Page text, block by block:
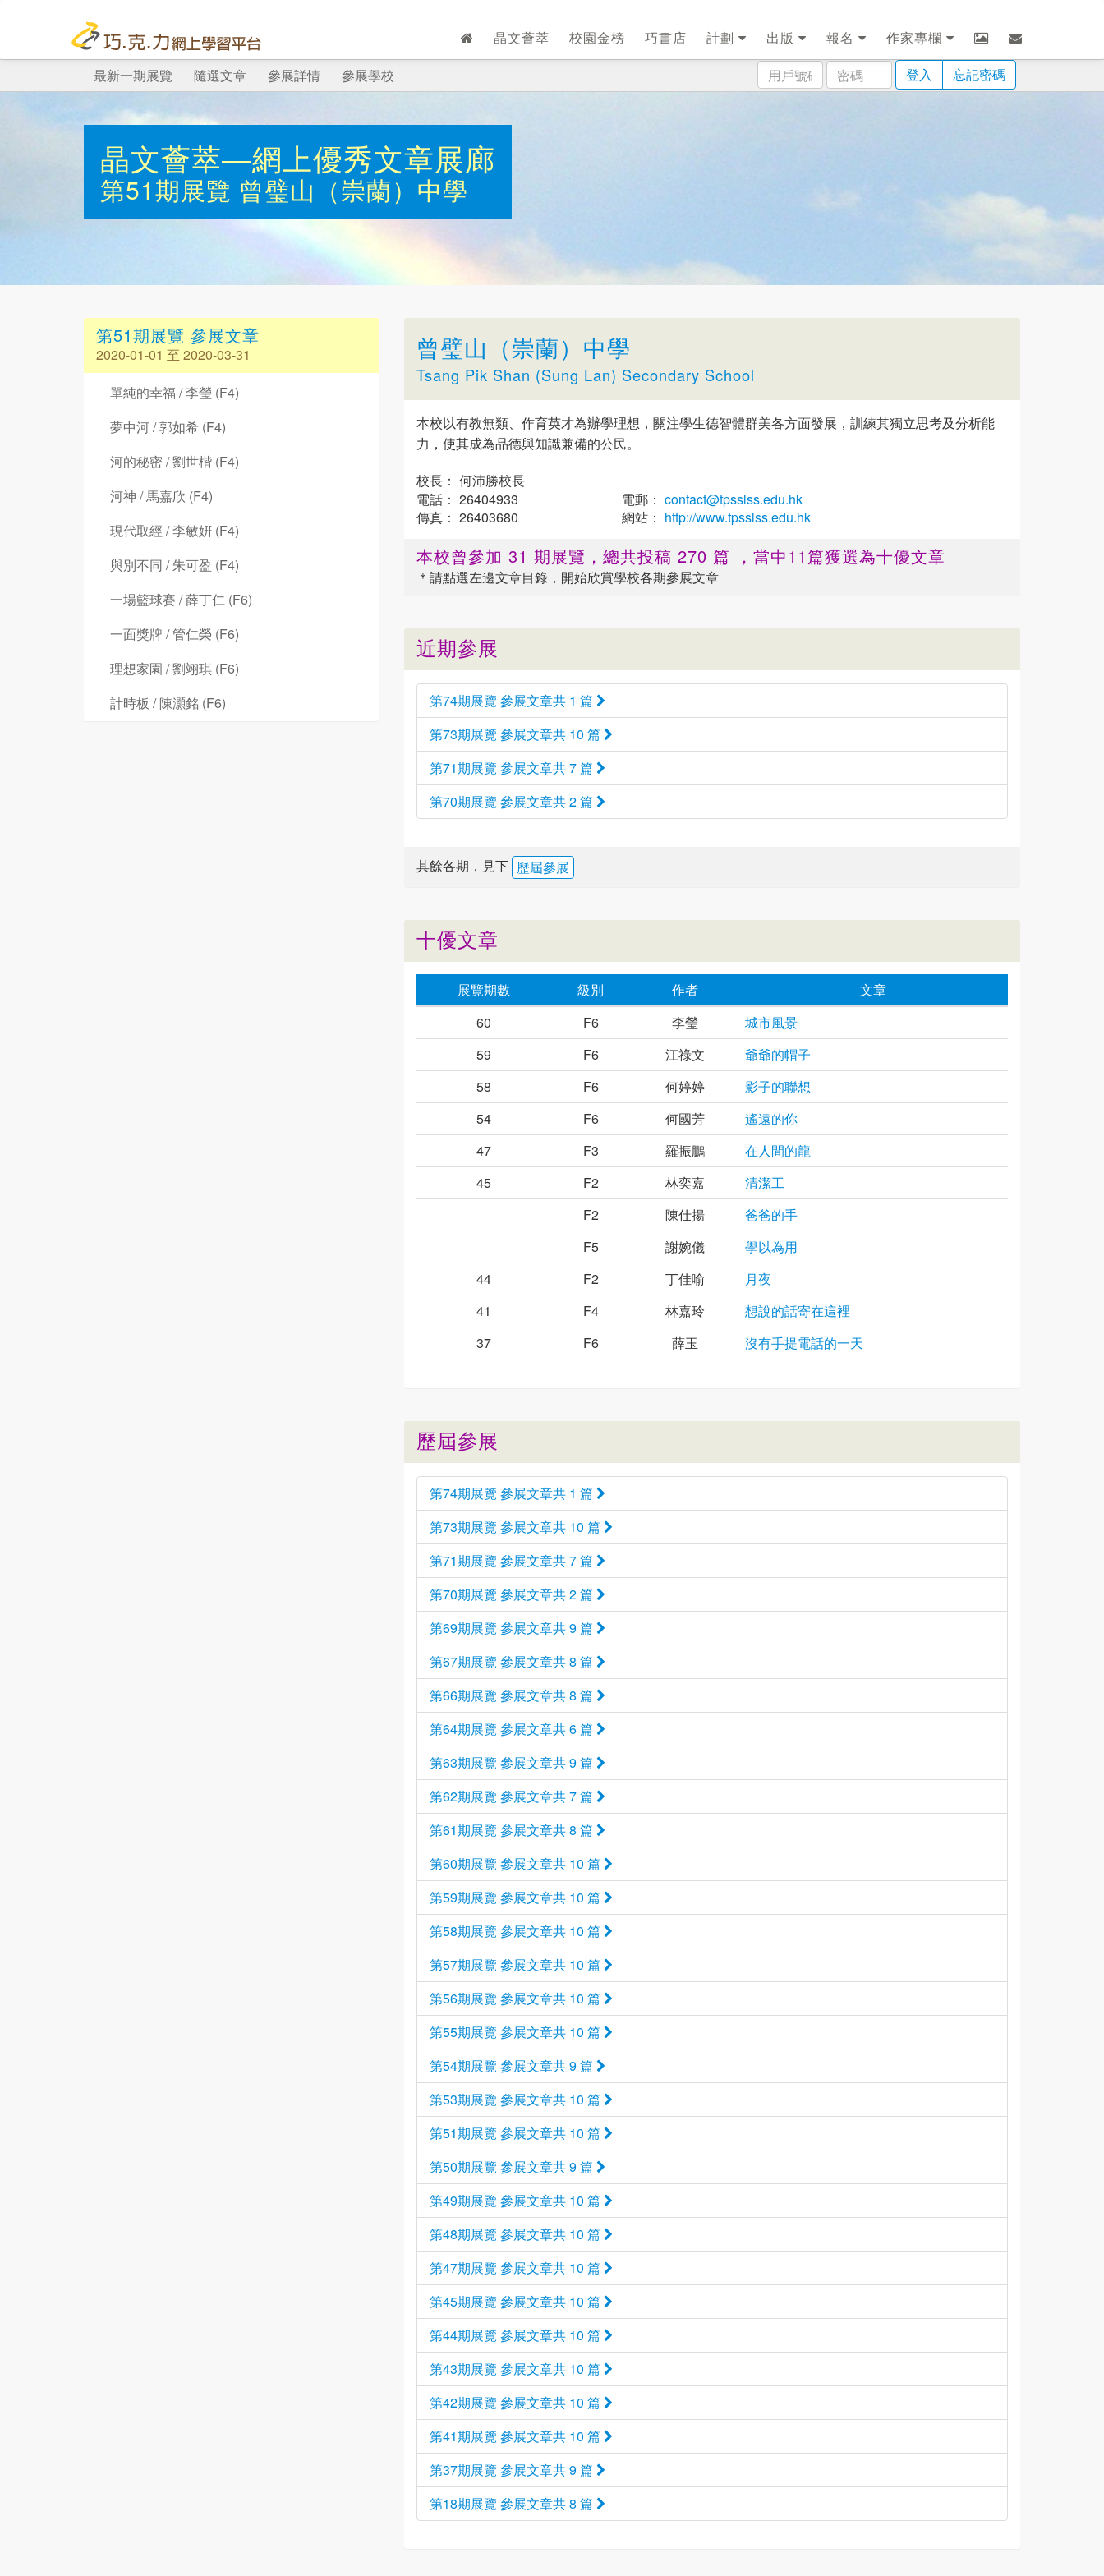
晶文薈萃 校園金榜 巧書店 計劃 出版 報名
作家專欄
用
戶
密
碼
登入 忘記密碼
最新一期展覽 隨選文章 參展詳情 參展學校
晶文薈萃—網上優秀文章展廊
第51期展覽 曾璧山（崇蘭）中學
第51期展覽 參展文章
2020-01-01 至 2020-03-31
單純的幸福 / 李瑩 (F4)
夢中河 / 郭如希 (F4)
河的秘密 / 劉世楷 (F4)
河神 / 馬嘉欣 (F4)
現代取經 / 李敏姸 (F4)
與別不同 / 朱可盈 (F4)
一場籃球賽 / 薛丁仁 (F6)
一面獎牌 / 管仁榮 (F6)
理想家園 / 劉翊琪 (F6)
計時板 / 陳灝銘 (F6)
曾璧山（崇蘭）中學
Tsang Pik Shan (Sung Lan) Secondary School
本校以有教無類、作育英才為辦學理想，關注學生德智體群美各方面發展，訓練其獨立思考及分析能
力，使其成為品德與知識兼備的公民。
校長： 何沛勝校長
電話： 26404933
傳真： 26403680
電郵： contact@tpsslss.edu.hk
網站： http://www.tpsslss.edu.hk
本校曾參加 31 期展覽，總共投稿 270 篇 ，當中11篇獲選為十優文章
＊請點選左邊文章目錄，開始欣賞學校各期參展文章
近期參展
第74期展覽 參展文章共 1 篇
第73期展覽 參展文章共 10 篇
第71期展覽 參展文章共 7 篇
第70期展覽 參展文章共 2 篇
其餘各期，見下 歷屆參展
十優文章
展覽期數 級別 作者
文章
60
F6 李瑩
城市風景
59
F6 江祿文
爺爺的帽子
58
F6 何婷婷
影子的聯想
54
F6 何國芳
遙遠的你
47
F3 羅振鵬
在人間的龍
45
F2 林奕嘉
清潔工
F2
陳仕揚
爸爸的手
F5
謝婉儀
學以為用
44
F2 丁佳喻
月夜
41
F4 林嘉玲
想說的話寄在這裡
37
F6 薛玉 沒有手提電話的一天
歷屆參展
第74期展覽 參展文章共 1 篇
第73期展覽 參展文章共 10 篇
第71期展覽 參展文章共 7 篇
第70期展覽 參展文章共 2 篇
第69期展覽 參展文章共 9 篇
第67期展覽 參展文章共 8 篇
第66期展覽 參展文章共 8 篇
第64期展覽 參展文章共 6 篇
第63期展覽 參展文章共 9 篇
第62期展覽 參展文章共 7 篇
第61期展覽 參展文章共 8 篇
第60期展覽 參展文章共 10 篇
第59期展覽 參展文章共 10 篇
第58期展覽 參展文章共 10 篇
第57期展覽 參展文章共 10 篇
第56期展覽 參展文章共 10 篇
第55期展覽 參展文章共 10 篇
第54期展覽 參展文章共 9 篇
第53期展覽 參展文章共 10 篇
第51期展覽 參展文章共 10 篇
第50期展覽 參展文章共 9 篇
第49期展覽 參展文章共 10 篇
第48期展覽 參展文章共 10 篇
第47期展覽 參展文章共 10 篇
第45期展覽 參展文章共 10 篇
第44期展覽 參展文章共 10 篇
第43期展覽 參展文章共 10 篇
第42期展覽 參展文章共 10 篇
第41期展覽 參展文章共 10 篇
第37期展覽 參展文章共 9 篇
第18期展覽 參展文章共 8 篇